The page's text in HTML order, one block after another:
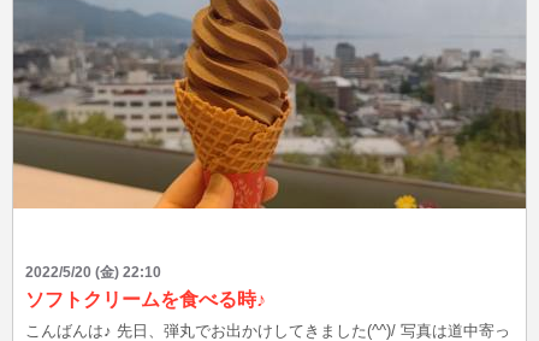
2022/5/20 (金) 22:10
ソフトクリームを食べる時♪
こんばんは♪ 先日、弾丸でお出かけしてきました(^^)/ 写真は道中寄っ